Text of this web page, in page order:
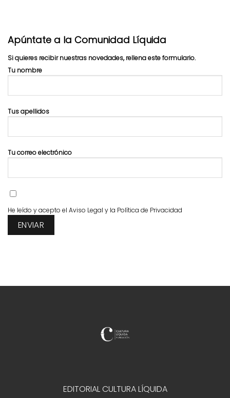
Apúntate a la Comunidad Líquida
Si quieres recibir nuestras novedades, rellena este formulario.
Tu nombre
Tus apellidos
Tu correo electrónico
He leído y acepto el Aviso Legal y la Política de Privacidad
EDITORIAL CULTURA LÍQUIDA